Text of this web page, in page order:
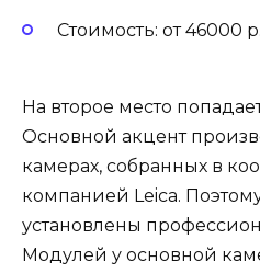
Стоимость: от 46000 р.
На второе место
Основной акцент
камерах, собранных в
компанией Leica.
установлены
Модулей у основной